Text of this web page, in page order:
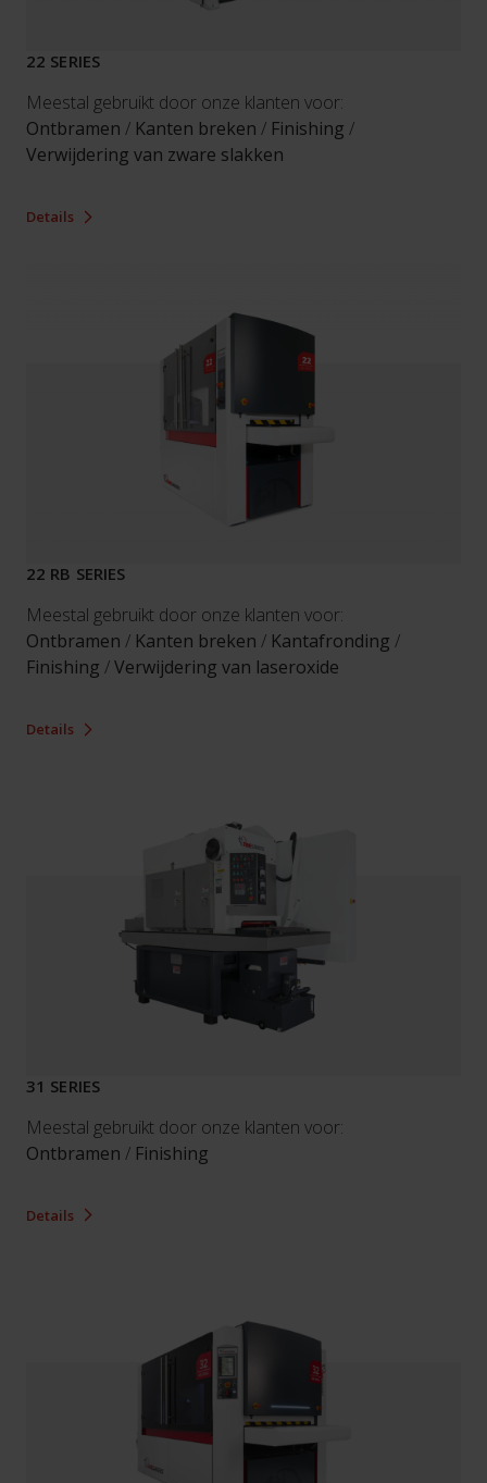
22 SERIES
Meestal gebruikt door onze klanten voor:
Ontbramen / Kanten breken / Finishing /
Verwijdering van zware slakken
Details
22 RB SERIES
Meestal gebruikt door onze klanten voor:
Ontbramen / Kanten breken / Kantafronding /
Finishing /Verwijdering van laseroxide
Details
31 SERIES
Meestal gebruikt door onze klanten voor:
Ontbramen / Finishing
Details